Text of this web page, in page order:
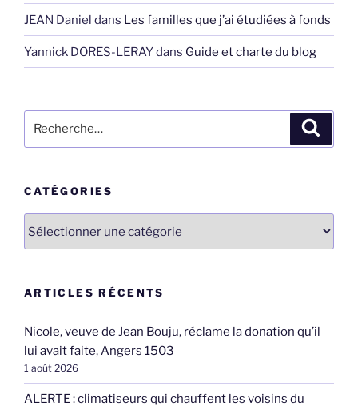
JEAN Daniel dans Les familles que j’ai étudiées à fonds
Yannick DORES-LERAYdans Guide et charte du blog
pour
CATÉGORIES
ARTICLES RÉCENTS
Nicole, veuve de Jean Bouju, réclame la donation qu’il
lui avait faite, Angers 1503
1 août 2026
ALERTE : climatiseurs qui chauffent les voisins du